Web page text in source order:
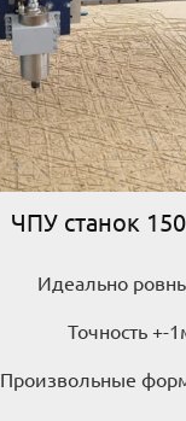
ЧПУ станок
Идеально
Точность +-
Произвольные